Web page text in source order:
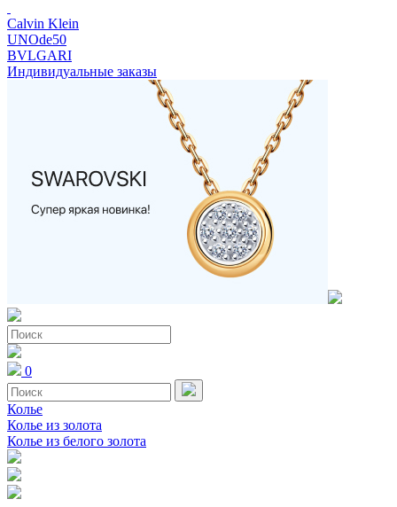
Calvin Klein
UNOde50
BVLGARI
Индивидуальные заказы
0
Колье
Колье из золота
Колье из белого золота